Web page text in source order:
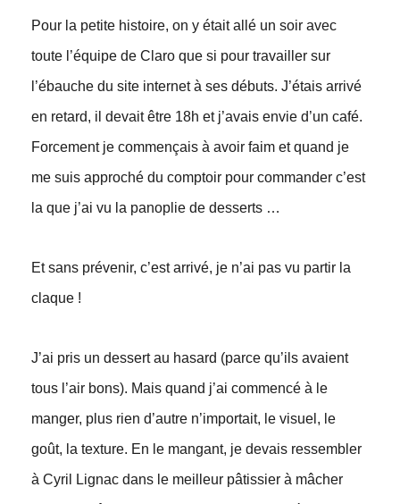
Pour la petite histoire, on y était allé un soir avec
toute l’équipe de Claro que si pour travailler sur
l’ébauche du site internet à ses débuts. J’étais arrivé
en retard, il devait être 18h et j’avais envie d’un café.
Forcement je commençais à avoir faim et quand je
me suis approché du comptoir pour commander c’est
la que j’ai vu la panoplie de desserts …
Et sans prévenir, c’est arrivé, je n’ai pas vu partir la
claque !
J’ai pris un dessert au hasard (parce qu’ils avaient
tous l’air bons). Mais quand j’ai commencé à le
manger, plus rien d’autre n’importait, le visuel, le
goût, la texture. En le mangant, je devais ressembler
à Cyril Lignac dans le meilleur pâtissier à mâcher